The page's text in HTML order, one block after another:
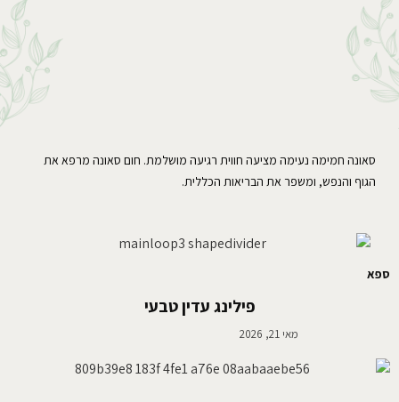
סאונה חמימה נעימה מציעה חווית רגיעה מושלמת. חום סאונה מרפא את
הגוף והנפש, ומשפר את הבריאות הכללית.
ספא
פילינג עדין טבעי
מאי 21, 2026